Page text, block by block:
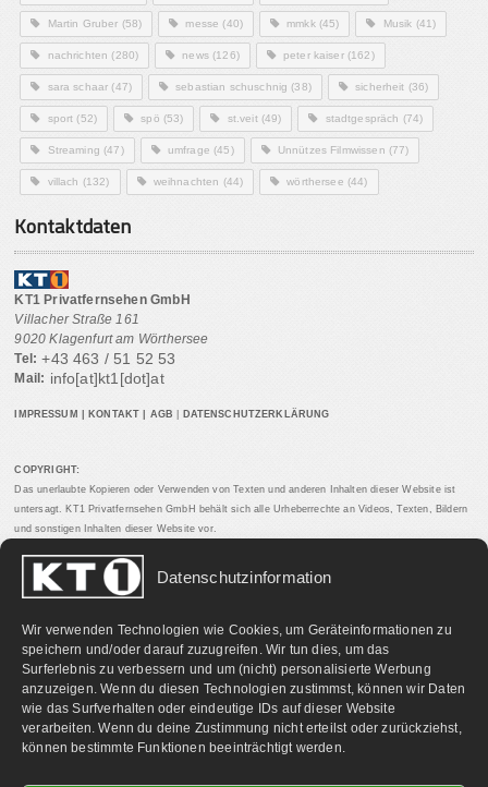
Datenschutzinformation
Wir verwenden Technologien wie Cookies, um Geräteinformationen zu
speichern und/oder darauf zuzugreifen. Wir tun dies, um das
Surferlebnis zu verbessern und um (nicht) personalisierte Werbung
anzuzeigen. Wenn du diesen Technologien zustimmst, können wir Daten
wie das Surfverhalten oder eindeutige IDs auf dieser Website
verarbeiten. Wenn du deine Zustimmung nicht erteilst oder zurückziehst,
können bestimmte Funktionen beeinträchtigt werden.
Martin Gruber (58) messe (40) mmkk(45) Musik (41)
nachrichten (280) news(126) peter kaiser(162)
sara schaar (47) sebastian schuschnig (38) sicherheit (36)
sport (52) spö (53) st.veit(49) stadtgespräch (74)
Streaming (47) umfrage (45) Unnützes Filmwissen (77)
villach (132) weihnachten (44) wörthersee (44)
Kontaktdaten
KT1 Privatfernsehen GmbH
Villacher Straße 161
9020 Klagenfurt am Wörthersee
Tel: +43 463 / 51 52 53
Mail: info[at]kt1[dot]at
IMPRESSUM KONTAKT AGB DATENSCHUTZERKLÄRUNG
COPYRIGHT:
Das unerlaubte Kopieren oder Verwenden von Texten und anderen Inhalten dieser Website ist
untersagt. KT1 Privatfernsehen GmbH behält sich alle Urheberrechte an Videos, Texten, Bildern
und sonstigen Inhalten dieser Website vor.
PARTNERLINKS: